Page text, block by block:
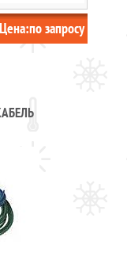
Цена:по запросу